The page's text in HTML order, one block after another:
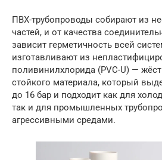
ПВХ-трубопроводы собирают из
частей, и от качества
зависит герметичность всей
изготавливают из
поливинилхлорида (PVC-U) —
стойкого материала, который
до 16 бар и подходит как для
так и для промышленных
агрессивными средами.